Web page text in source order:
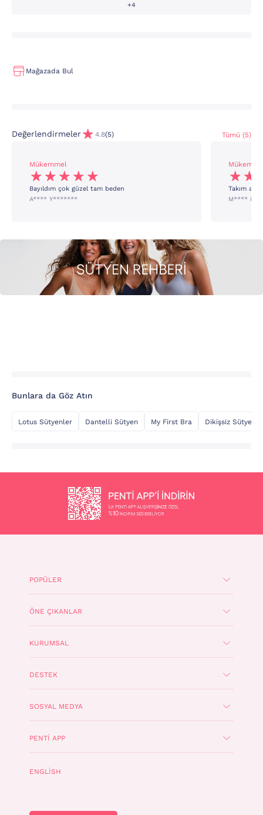
+4
Mağazada Bul
Değerlendirmeler 4.8(5) Tümü (5)
Mükemmel
Bayıldım çok güzel tam beden
A**** Y*******
Takım
M****
Bunlara da Göz Atın
Lotus Sütyenler Dantelli Sütyen My First Bra Dikişsiz Sütyen
POPÜLER
ÖNE ÇIKANLAR
KURUMSAL
DESTEK
SOSYAL MEDYA
PENTI APP
ENGLISH